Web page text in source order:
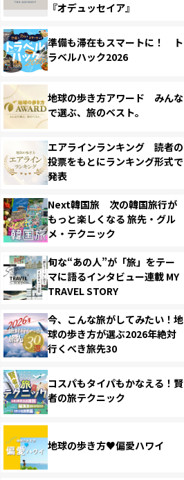
『オデュッセイア』
準備も滞在もスマートに！ ト
ラベルハック2026
地球の歩き方アワード みんな
で選ぶ、旅のベスト。
エアラインランキング 読者の
投票をもとにランキング形式で
発表
Next韓国旅 次の韓国旅行が
もっと楽しくなる 旅先・グル
メ・テクニック
旬な“あの人”が「旅」をテー
マに語るインタビュー連載 MY
TRAVEL STORY
今、こんな旅がしてみたい！地
球の歩き方が選ぶ2026年絶対
行くべき旅先30
コスパもタイパもかなえる！賢
者の旅テクニック
地球の歩き方♥偏愛ハワイ